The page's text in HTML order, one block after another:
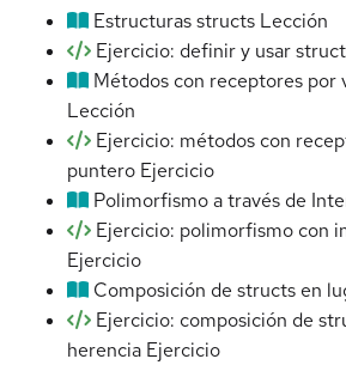
Estructuras structs Lección
Ejercicio: definir y usar
Métodos con receptores por
Lección
Ejercicio: métodos con
puntero Ejercicio
Polimorfismo a través de
Ejercicio: polimorfismo con
Ejercicio
Composición de structs en
Ejercicio: composición de
herencia Ejercicio